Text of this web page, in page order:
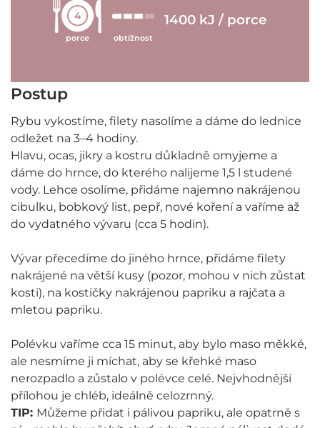
4
porce obtížnost
1400 kJ / porce
Postup
Rybu vykostíme, filety nasolíme a dáme do lednice
odležet na 3–4 hodiny.
Hlavu, ocas, jikry a kostru důkladně omyjeme a
dáme do hrnce, do kterého nalijeme 1,5 l studené
vody. Lehce osolíme, přidáme najemno nakrájenou
cibulku, bobkový list, pepř, nové koření a vaříme až
do vydatného vývaru (cca 5 hodin).
Vývar přecedíme do jiného hrnce, přidáme filety
nakrájené na větší kusy (pozor, mohou v nich zůstat
kosti), na kostičky nakrájenou papriku a rajčata a
mletou papriku.
Polévku vaříme cca 15 minut, aby bylo maso měkké,
ale nesmíme ji míchat, aby se křehké maso
nerozpadlo a zůstalo v polévce celé. Nejvhodnější
přílohou je chléb, ideálně celozrnný.
TIP: Můžeme přidat i pálivou papriku, ale opatrně s